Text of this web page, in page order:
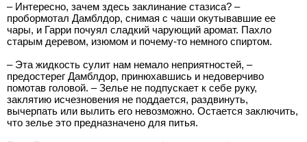
– Интересно, зачем здесь заклинание стазиса? –
пробормотал Дамблдор, снимая с чаши окутывавшие ее
чары, и Гарри почуял сладкий чарующий аромат. Пахло
старым деревом, изюмом и почему-то немного спиртом.
– Эта жидкость сулит нам немало неприятностей, –
предостерег Дамблдор, принюхавшись и недоверчиво
помотав головой. – Зелье не подпускает к себе руку,
заклятию исчезновения не поддается, раздвинуть,
вычерпать или вылить его невозможно. Остается заключить,
что зелье это предназначено для питья.